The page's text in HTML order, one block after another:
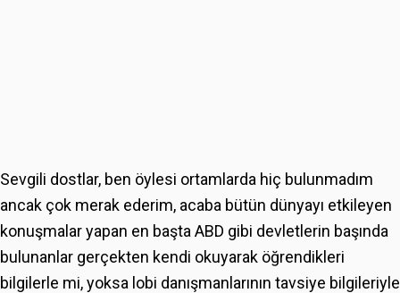
Sevgili dostlar, ben öylesi ortamlarda hiç bulunmadım
ancak çok merak ederim, acaba bütün dünyayı etkileyen
konuşmalar yapan en başta ABD gibi devletlerin başında
bulunanlar gerçekten kendi okuyarak öğrendikleri
bilgilerle mi, yoksa lobi danışmanlarının tavsiye bilgileriyle